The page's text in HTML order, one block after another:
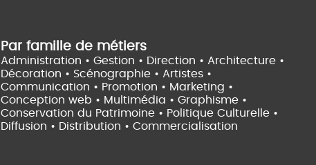
Par famille de métiers
Administration • Gestion • Direction • Architecture •
Décoration • Scénographie • Artistes •
Communication • Promotion • Marketing •
Conception web • Multimédia • Graphisme •
Conservation du Patrimoine • Politique Culturelle •
Diffusion • Distribution • Commercialisation